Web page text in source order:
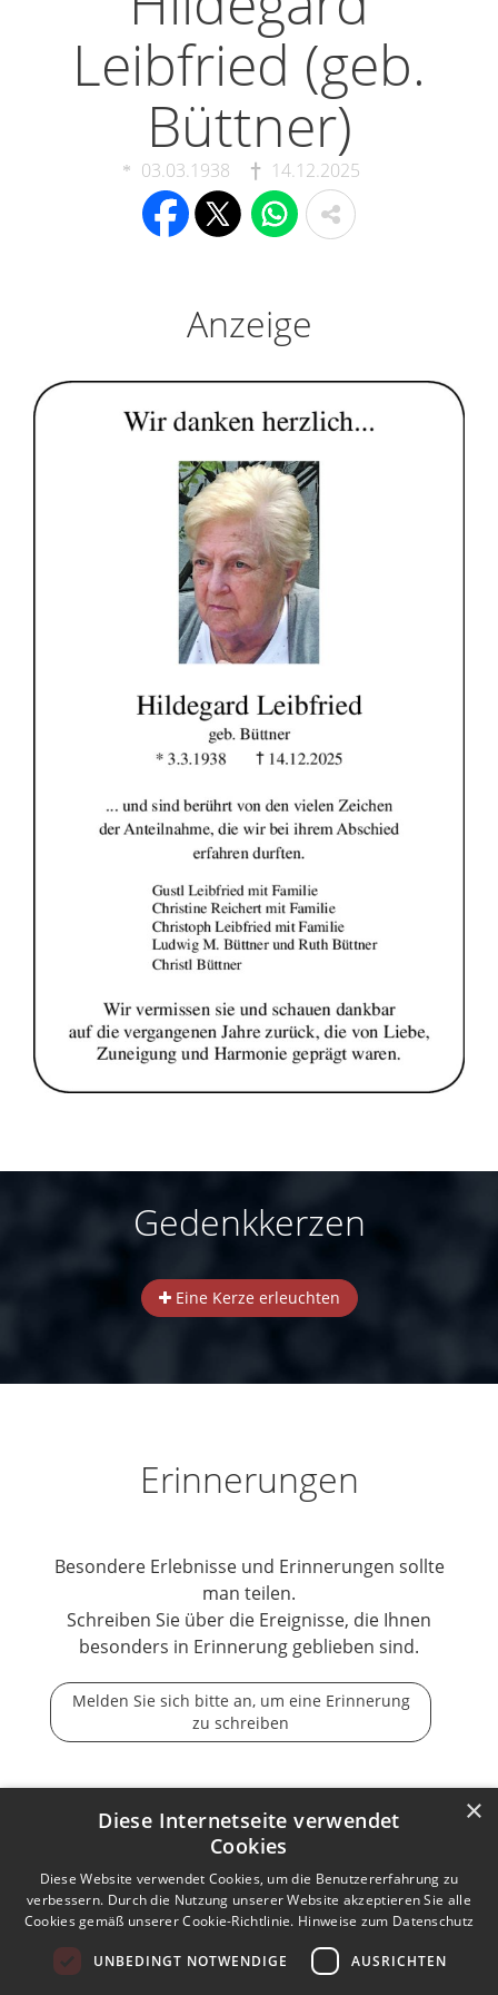
Leibfried (geb.
Büttner)
03.03.1938 14.12.2025
Anzeige
Gedenkkerzen
Eine Kerze erleuchten
Erinnerungen
Besondere Erlebnisse und Erinnerungen sollte
man teilen.
Schreiben Sie über die Ereignisse, die Ihnen
besonders in Erinnerung geblieben sind.
Melden Sie sich bitte an, um eine Erinnerung
zu schreiben
Der Tod ist nicht das Ende, nicht die Vergänglichkeit,
Kontakt zum Autor aufnehmen Missbrauch melden
×
Diese Internetseite verwendet
Cookies
Diese Website verwendet Cookies, um die Benutzererfahrung zu
verbessern. Durch die Nutzung unserer Website akzeptieren Sie alle
Cookies gemäß unserer Cookie-Richtlinie. Hinweise zum Datenschutz
UNBEDINGT NOTWENDIGE AUSRICHTEN